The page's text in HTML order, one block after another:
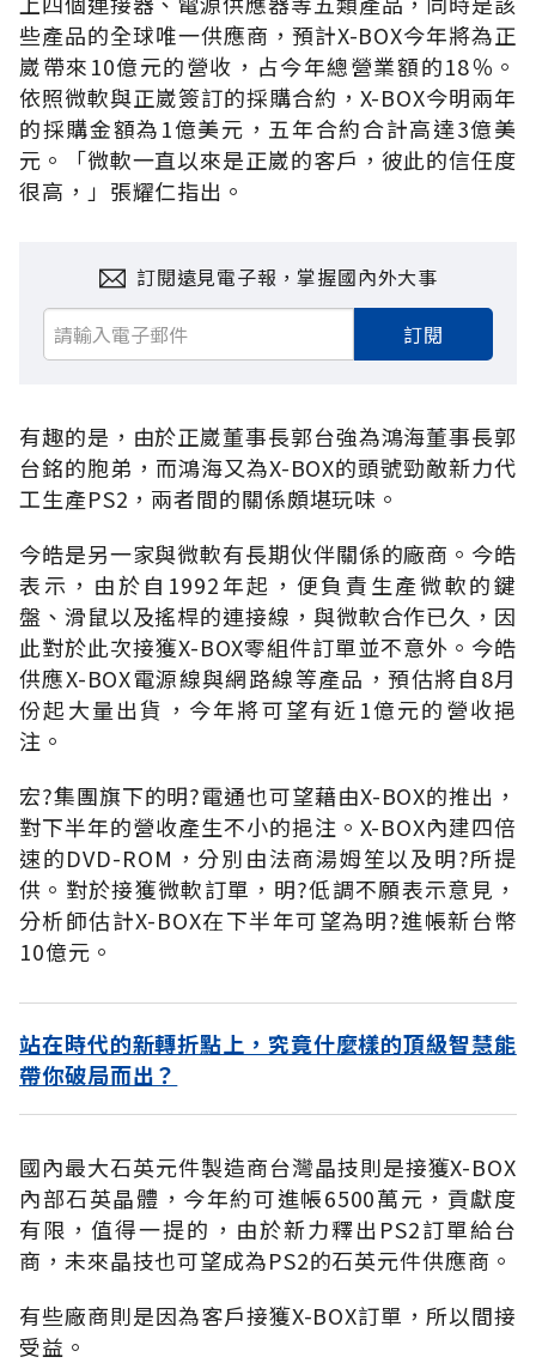
些產品的全球唯一供應商，預計X-BOX今年將為正
崴帶來10億元的營收，占今年總營業額的18％。
依照微軟與正崴簽訂的採購合約，X-BOX今明兩年
的採購金額為1億美元，五年合約合計高達3億美
元。「微軟一直以來是正崴的客戶，彼此的信任度
很高，」張耀仁指出。
訂閱遠見電子報，掌握國內外大事
訂閱
有趣的是，由於正崴董事長郭台強為鴻海董事長郭
台銘的胞弟，而鴻海又為X-BOX的頭號勁敵新力代
工生產PS2，兩者間的關係頗堪玩味。
今皓是另一家與微軟有長期伙伴關係的廠商。今皓
表示，由於自1992年起，便負責生產微軟的鍵
盤、滑鼠以及搖桿的連接線，與微軟合作已久，因
此對於此次接獲X-BOX零組件訂單並不意外。今皓
供應X-BOX電源線與網路線等產品，預估將自8月
份起大量出貨，今年將可望有近1億元的營收挹
注。
宏?集團旗下的明?電通也可望藉由X-BOX的推出，
對下半年的營收產生不小的挹注。X-BOX內建四倍
速的DVD-ROM，分別由法商湯姆笙以及明?所提
供。對於接獲微軟訂單，明?低調不願表示意見，
分析師估計X-BOX在下半年可望為明?進帳新台幣
10億元。
站在時代的新轉折點上，究竟什麼樣的頂級智慧能
帶你破局而出？
國內最大石英元件製造商台灣晶技則是接獲X-BOX
內部石英晶體，今年約可進帳6500萬元，貢獻度
有限，值得一提的，由於新力釋出PS2訂單給台
商，未來晶技也可望成為PS2的石英元件供應商。
有些廠商則是因為客戶接獲X-BOX訂單，所以間接
受益。